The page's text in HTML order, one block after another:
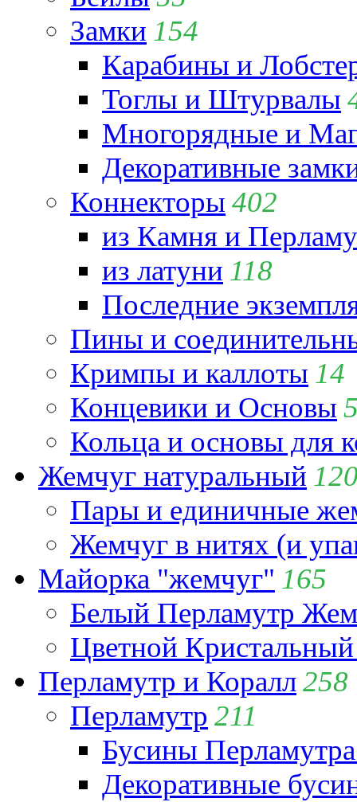
Замки 154
Карабины и
Тоглы и Штурвалы
Многорядные и
Декоративные
Коннекторы 402
из Камня и
из латуни 118
Последние
Пины и
Кримпы и каллоты 14
Концевики и Основы
Кольца и основы для
Жемчуг натуральный
Пары и единичные
Жемчуг в нитях (и
Майорка "жемчуг" 165
Белый Перламутр
Цветной
Перламутр и Коралл258
Перламутр 211
Бусины
Декоративные